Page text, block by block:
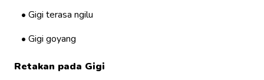
Gigi terasa ngilu
Gigi goyang
Retakan pada Gigi